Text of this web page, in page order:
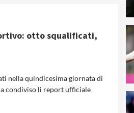
otto squalificati,
nella quindicesima giornata di
condiviso li report ufficiale